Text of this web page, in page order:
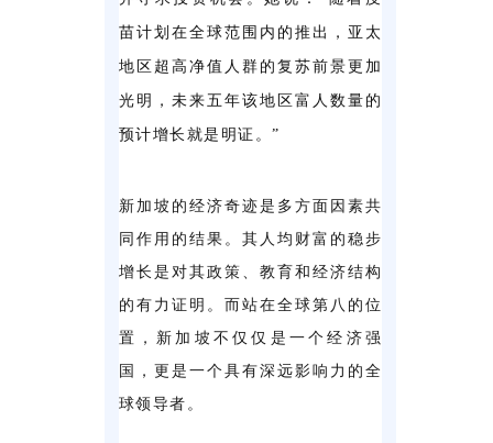
苗计划在全球范围内的推出，亚太
地区超高净值人群的复苏前景更加
光明，未来五年该地区富人数量的
预计增长就是明证。”
新加坡的经济奇迹是多方面因素共
同作用的结果。其人均财富的稳步
增长是对其政策、教育和经济结构
的有力证明。而站在全球第八的位
置，新加坡不仅仅是一个经济强
国，更是一个具有深远影响力的全
球领导者。